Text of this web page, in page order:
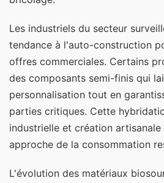
Les industriels du secteur
tendance à l'auto-construction
offres commerciales. Certains
des composants semi-finis qui
personnalisation tout en
parties critiques. Cette
industrielle et création
approche de la consommation
L'évolution des matériaux